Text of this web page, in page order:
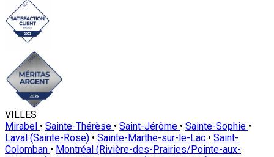
VILLES
Mirabel • Sainte-Thérèse • Saint-Jérôme • Sainte-Sophie •
Laval (Sainte-Rose) • Sainte-Marthe-sur-le-Lac • Saint-
Colomban • Montréal (Rivière-des-Prairies/Pointe-aux-